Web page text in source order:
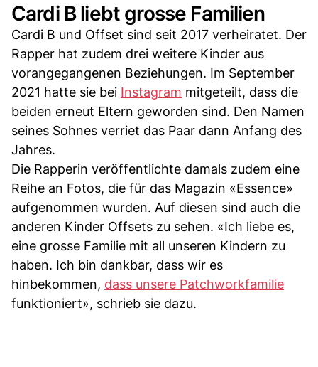
Cardi B liebt grosse Familien
Cardi B und Offset sind seit 2017 verheiratet. Der
Rapper hat zudem drei weitere Kinder aus
vorangegangenen Beziehungen. Im September
2021 hatte sie bei Instagram mitgeteilt, dass die
beiden erneut Eltern geworden sind. Den Namen
seines Sohnes verriet das Paar dann Anfang des
Jahres.
Die Rapperin veröffentlichte damals zudem eine
Reihe an Fotos, die für das Magazin «Essence»
aufgenommen wurden. Auf diesen sind auch die
anderen Kinder Offsets zu sehen. «Ich liebe es,
eine grosse Familie mit all unseren Kindern zu
haben. Ich bin dankbar, dass wir es
hinbekommen, dass unsere Patchworkfamilie
funktioniert», schrieb sie dazu.